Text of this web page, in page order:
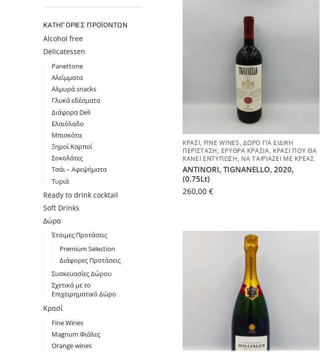
ΚΡΑΣΊ FINE WINES ,ΔΏΡΟ ΓΙΑ ΕΙΔΙΚΉ
ΠΕΡΊΣΤΑΣΗ
ΕΡΥΘΡΆ ΚΡΑΣΙΆ
ΚΡΑΣΊ ΠΟΥ ΘΑ
ΚΆΝΕΙ ΕΝΤΎΠΩΣΗ
ΝΑ ΤΑΙΡΙΆΖΕΙ ΜΕ ΚΡΈΑΣ
ANTINORI, TIGNANELLO, 2020,
(0.75Lt)
260,00 €
ΚΑΤΗΓΟΡΊΕΣ ΠΡΟΪΌΝΤΩΝ
Alcohol free
Delicatessen
Panettone
Αλείμματα
Αλμυρά snacks
Γλυκά εδέσματα
Διάφορα Deli
Ελαιόλαδο
Μπισκότα
Ξηροί Καρποί
Σοκολάτες
Τσάι – Αφεψήματα
Τυριά
Ready to drink cocktail
Soft Drinks
Δώρα
Έτοιμες Προτάσεις
Premium Selection
Διάφορες Προτάσεις
Συσκευασίες Δώρου
Σχετικά με το
Επιχειρηματικό Δώρο
Κρασί
Fine Wines
Magnum Φιάλες
Orange wines